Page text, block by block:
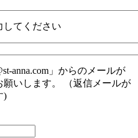
してください
anna.com」からのメールが
いします。 （返信メールが
)